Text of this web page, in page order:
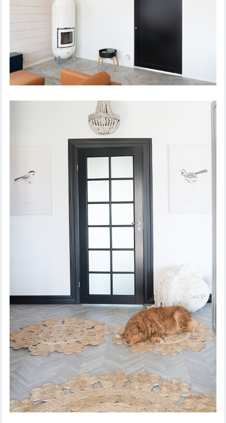
LIUKUOVI UNIQUE 501